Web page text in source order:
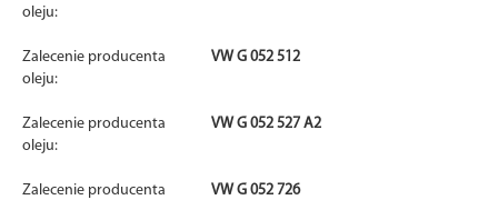
oleju:
Zalecenie producenta
oleju:
VW G 052 512
Zalecenie producenta
oleju:
VW G 052 527 A2
Zalecenie producenta
VW G 052 726